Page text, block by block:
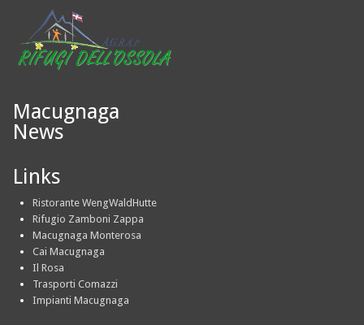
Macugnaga
News
Links
Ristorante WengWaldHutte
Rifugio Zamboni Zappa
Macugnaga Monterosa
Cai Macugnaga
Il Rosa
Trasporti Comazzi
Impianti Macugnaga